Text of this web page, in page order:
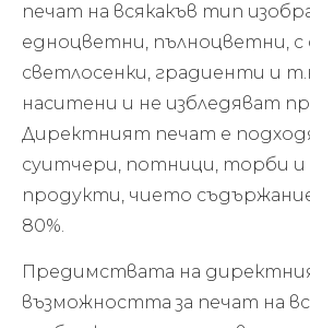
печат на всякакъв тип
едноцветни, пълноцветни,
светлосенки, градиенти и
наситени и не избледяват
Директният печат е
суитчери, потници, торби
продукти, чието
80%.
Предимствата на
възможността за печат на